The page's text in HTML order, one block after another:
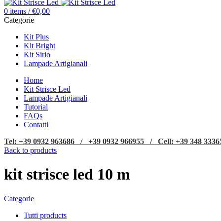
0 items / €0,00
Categorie
Kit Plus
Kit Bright
Kit Sirio
Lampade Artigianali
Home
Kit Strisce Led
Lampade Artigianali
Tutorial
FAQs
Contatti
Tel: +39 0932 963686 / +39 0932 966955 / Cell: +39 348
Back to products
kit strisce led 10 m
Categorie
Tutti products